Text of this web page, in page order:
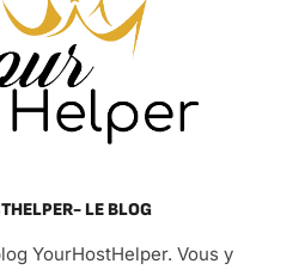
LE BLOG
YourHostHelper. Vous y